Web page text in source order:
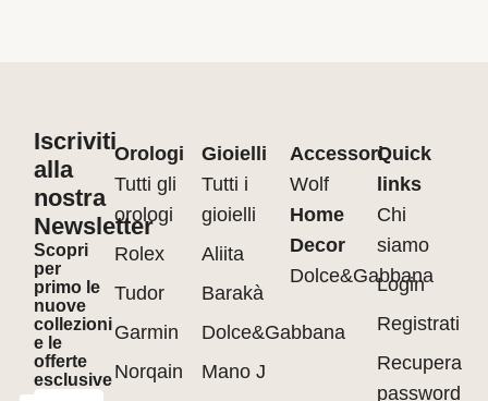
Iscriviti
alla
nostra
Newsletter
Scopri
per
primo le
nuove
collezioni
e le
offerte
esclusive
Orologi
Tutti gli
orologi
Rolex
Tudor
Garmin
Norqain
Gioielli
Tutti i
gioielli
Aliita
Barakà
Dolce&Gabbana
Mano J
Accessori
Wolf
Home
Decor
Dolce&Gabbana
Quick
links
Chi
siamo
Login
Registrati
Recupera
password